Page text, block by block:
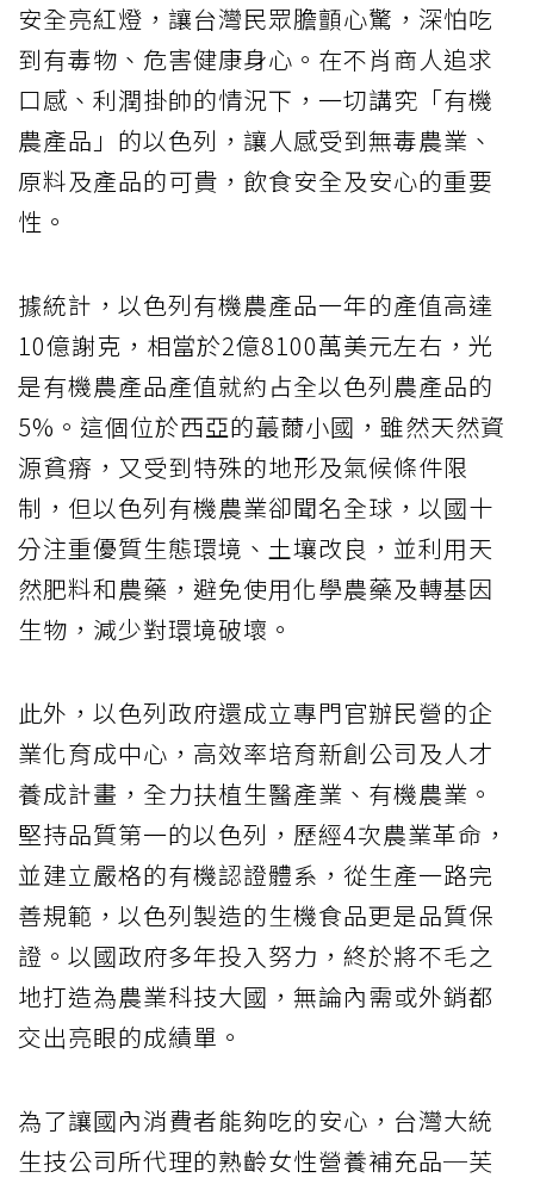
安全亮紅燈，讓台灣民眾膽顫心驚，深怕吃
到有毒物、危害健康身心。在不肖商人追求
口感、利潤掛帥的情況下，一切講究「有機
農產品」的以色列，讓人感受到無毒農業、
原料及產品的可貴，飲食安全及安心的重要
性。
據統計，以色列有機農產品一年的產值高達
10億謝克，相當於2億8100萬美元左右，光
是有機農產品產值就約占全以色列農產品的
5%。這個位於西亞的蕞薾小國，雖然天然資
源貧瘠，又受到特殊的地形及氣候條件限
制，但以色列有機農業卻聞名全球，以國十
分注重優質生態環境、土壤改良，並利用天
然肥料和農藥，避免使用化學農藥及轉基因
生物，減少對環境破壞。
此外，以色列政府還成立專門官辦民營的企
業化育成中心，高效率培育新創公司及人才
養成計畫，全力扶植生醫產業、有機農業。
堅持品質第一的以色列，歷經4次農業革命，
並建立嚴格的有機認證體系，從生產一路完
善規範，以色列製造的生機食品更是品質保
證。以國政府多年投入努力，終於將不毛之
地打造為農業科技大國，無論內需或外銷都
交出亮眼的成績單。
為了讓國內消費者能夠吃的安心，台灣大統
生技公司所代理的熟齡女性營養補充品─芙